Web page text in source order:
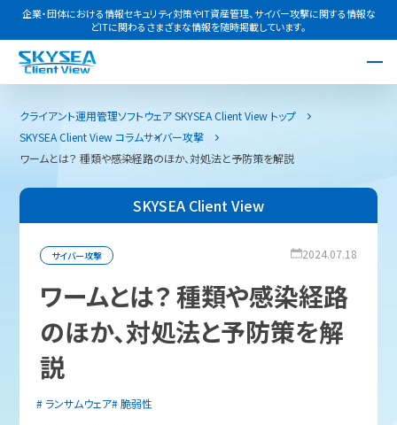
企業・団体における情報セキュリティ対策やIT資産管理、サイバー攻撃に関する情報な
どITに関わるさまざまな情報を随時掲載しています。
クライアント運用管理ソフトウェア SKYSEA Client View トップ
SKYSEA Client View コラムサイバー攻撃
ワームとは？ 種類や感染経路のほか、対処法と予防策を解説
SKYSEA Client View
サイバー攻撃 2024.07.18
ワームとは？ 種類や感染経路
のほか、対処法と予防策を解
説
ランサムウェア
脆弱性